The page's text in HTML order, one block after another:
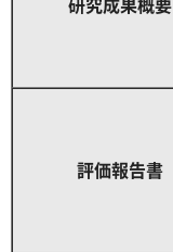
評価報告書